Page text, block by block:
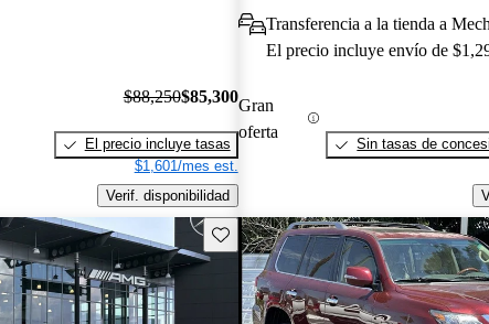
$88,250$85,300
El precio incluye tasas
$1,601/mes est.
Verif. disponibilidad
Transferencia a la tienda a
El precio incluye envío de
Gran
oferta
Sin tasas de
Guarda este Aviso